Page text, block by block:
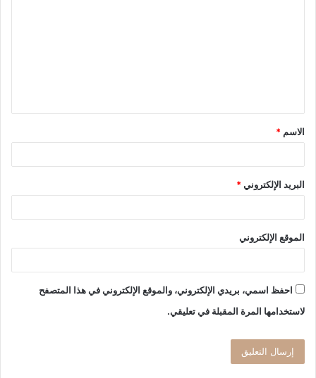
ق
*
الاسم *
البريد الإلكتروني*
الموقع الإلكتروني
احفظ اسمي، بريدي الإلكتروني، والموقع الإلكتروني في هذا المتصفح
لاستخدامها المرة المقبلة في تعليقي.